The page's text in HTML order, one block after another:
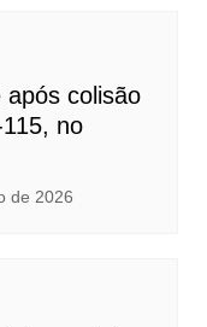
colisão
no
de 2026